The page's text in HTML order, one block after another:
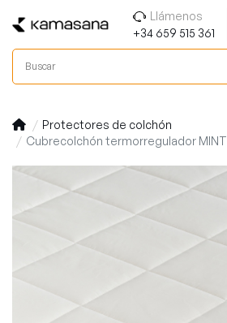
Llámenos
+34 659 515 361
Protectores de colchón
Cubrecolchón termorregulador MINT